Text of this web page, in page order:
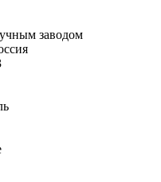
заводом